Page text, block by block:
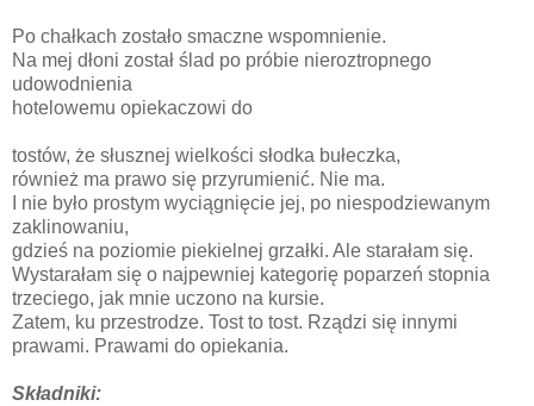
Po chałkach zostało smaczne wspomnienie.
Na mej dłoni został ślad po próbie nieroztropnego
udowodnienia
hotelowemu opiekaczowi do
tostów, że słusznej wielkości słodka bułeczka,
również ma prawo się przyrumienić. Nie ma.
I nie było prostym wyciągnięcie jej, po niespodziewanym
zaklinowaniu,
gdzieś na poziomie piekielnej grzałki. Ale starałam się.
Wystarałam się o najpewniej kategorię poparzeń stopnia
trzeciego, jak mnie uczono na kursie.
Zatem, ku przestrodze. Tost to tost. Rządzi się innymi
prawami. Prawami do opiekania.
Składniki: